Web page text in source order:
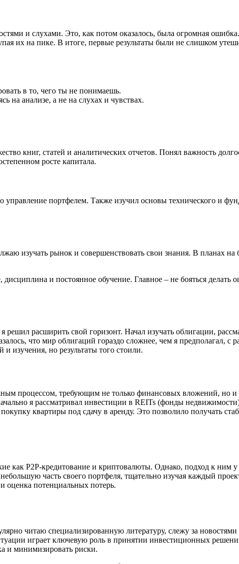
и слухами. Это, как потом оказалось, была огромная
их на пике. В итоге, первые результаты были не слишком
в то, чего ты не понимаешь.
на анализе, а не на слухах и чувствах.
книг, статей и аналитических отчетов. Понял важность
росте капитала.
портфелем. Также изучил основы технического и
изучать рынок и совершенствовать свои знания. В планах на
и постоянное обучение. Главное – не бояться делать
расширить свой горизонт. Начал изучать облигации,
что мир облигаций гораздо сложнее, чем я предполагал, с
изучения, но результаты того стоили.
процессом, требующим не только финансовых вложений, но и
я рассматривал инвестиции в REITs (фонды
квартиры под сдачу в аренду. Это позволило получать
как P2P-кредитование и криптовалюты. Однако, подход к ним
часть своего портфеля, тщательно изучая каждый
оценка потенциальных потерь.
читаю специализированную литературу, слежу за
играет ключевую роль в принятии инвестиционных
и минимизировать риски.